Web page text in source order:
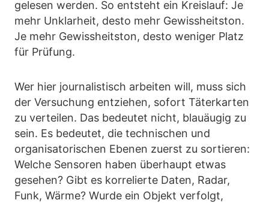
gelesen werden. So entsteht ein Kreislauf: Je
mehr Unklarheit, desto mehr Gewissheitston.
Je mehr Gewissheitston, desto weniger Platz
für Prüfung.
Wer hier journalistisch arbeiten will, muss sich
der Versuchung entziehen, sofort Täterkarten
zu verteilen. Das bedeutet nicht, blauäugig zu
sein. Es bedeutet, die technischen und
organisatorischen Ebenen zuerst zu sortieren:
Welche Sensoren haben überhaupt etwas
gesehen? Gibt es korrelierte Daten, Radar,
Funk, Wärme? Wurde ein Objekt verfolgt,